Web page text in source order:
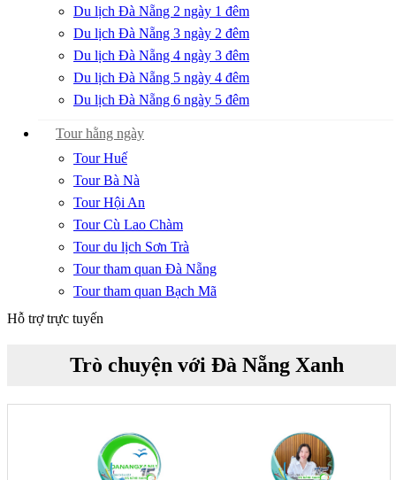
Du lịch Đà Nẵng 2 ngày 1 đêm
Du lịch Đà Nẵng 3 ngày 2 đêm
Du lịch Đà Nẵng 4 ngày 3 đêm
Du lịch Đà Nẵng 5 ngày 4 đêm
Du lịch Đà Nẵng 6 ngày 5 đêm
Tour hằng ngày
Tour Huế
Tour Bà Nà
Tour Hội An
Tour Cù Lao Chàm
Tour du lịch Sơn Trà
Tour tham quan Đà Nẵng
Tour tham quan Bạch Mã
Hỗ trợ trực tuyến
Trò chuyện với Đà Nẵng Xanh